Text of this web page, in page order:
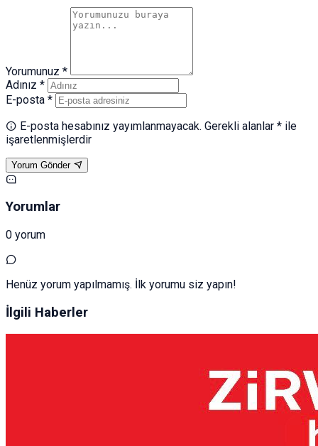
Yorumunuz *
Adınız *
E-posta *
E-posta hesabınız yayımlanmayacak. Gerekli alanlar * ile
işaretlenmişlerdir
Yorum Gönder
Yorumlar
0 yorum
Henüz yorum yapılmamış. İlk yorumu siz yapın!
İlgili Haberler